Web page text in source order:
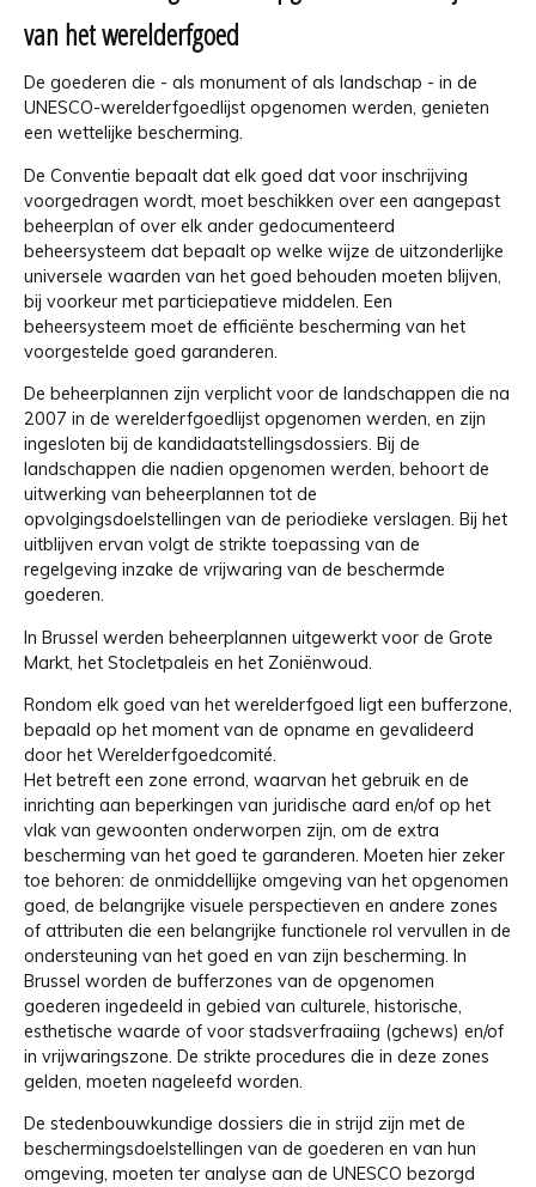
van het werelderfgoed
De goederen die - als monument of als landschap - in de
UNESCO-werelderfgoedlijst opgenomen werden, genieten
een wettelijke bescherming.
De Conventie bepaalt dat elk goed dat voor inschrijving
voorgedragen wordt, moet beschikken over een aangepast
beheerplan of over elk ander gedocumenteerd
beheersysteem dat bepaalt op welke wijze de uitzonderlijke
universele waarden van het goed behouden moeten blijven,
bij voorkeur met particiepatieve middelen. Een
beheersysteem moet de efficiënte bescherming van het
voorgestelde goed garanderen.
De beheerplannen zijn verplicht voor de landschappen die na
2007 in de werelderfgoedlijst opgenomen werden, en zijn
ingesloten bij de kandidaatstellingsdossiers. Bij de
landschappen die nadien opgenomen werden, behoort de
uitwerking van beheerplannen tot de
opvolgingsdoelstellingen van de periodieke verslagen. Bij het
uitblijven ervan volgt de strikte toepassing van de
regelgeving inzake de vrijwaring van de beschermde
goederen.
In Brussel werden beheerplannen uitgewerkt voor de Grote
Markt, het Stocletpaleis en het Zoniënwoud.
Rondom elk goed van het werelderfgoed ligt een bufferzone,
bepaald op het moment van de opname en gevalideerd
door het Werelderfgoedcomité.
Het betreft een zone errond, waarvan het gebruik en de
inrichting aan beperkingen van juridische aard en/of op het
vlak van gewoonten onderworpen zijn, om de extra
bescherming van het goed te garanderen. Moeten hier zeker
toe behoren: de onmiddellijke omgeving van het opgenomen
goed, de belangrijke visuele perspectieven en andere zones
of attributen die een belangrijke functionele rol vervullen in de
ondersteuning van het goed en van zijn bescherming. In
Brussel worden de bufferzones van de opgenomen
goederen ingedeeld in gebied van culturele, historische,
esthetische waarde of voor stadsverfraaiing (gchews) en/of
in vrijwaringszone. De strikte procedures die in deze zones
gelden, moeten nageleefd worden.
De stedenbouwkundige dossiers die in strijd zijn met de
beschermingsdoelstellingen van de goederen en van hun
omgeving, moeten ter analyse aan de UNESCO bezorgd